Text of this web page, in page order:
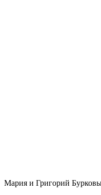
Мария и Григорий